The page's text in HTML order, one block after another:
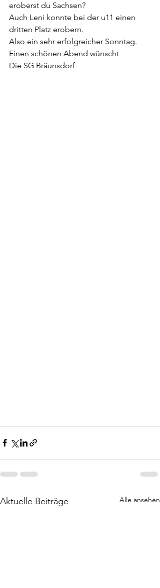
eroberst du Sachsen?
Auch Leni konnte bei der u11 einen
dritten Platz erobern.
Also ein sehr erfolgreicher Sonntag.
Einen schönen Abend wünscht
Die SG Bräunsdorf
Aktuelle Beiträge Alle ansehen